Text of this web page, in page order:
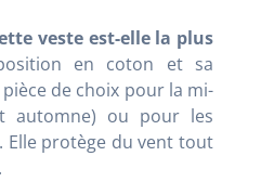
veste est-elle la plus
en coton et sa
de choix pour la mi-
automne) ou pour les
Elle protège du vent tout